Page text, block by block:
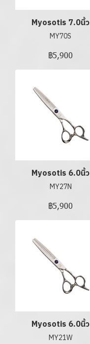
Myosotis 7.0นิ้ว
MY70S
฿5,900
Myosotis 6.0นิ้ว
MY27N
฿5,900
Myosotis 6.0นิ้ว
MY21W